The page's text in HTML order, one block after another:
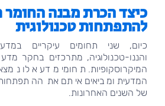
כיצד הכרת מבנה
להתפתחות טכנולוגית
כיום, שני תחומים עיקריים
והננו-טכנולוגיה, מתרכזים בחקר
המיקרוסקופיות. תחומי מדע אלו
המדעית ומביאים איתם את
של השנים האחרונות.